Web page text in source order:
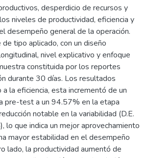
desperdicio de recursos y
niveles de productividad, eficiencia y
desempeño general de la operación.
tipo aplicado, con un diseño
nivel explicativo y enfoque
constituida por los reportes
durante 30 días. Los resultados
la eficiencia, esta incrementó de un
pre-test a un 94.57% en la etapa
notable en la variabilidad (D.E.
lo que indica un mejor aprovechamiento
mayor estabilidad en el desempeño
lado, la productividad aumentó de